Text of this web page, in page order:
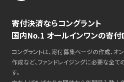
寄付決済ならコングラント
国内No.1 オールインワンの寄付
コングラントは、寄付募集ページの作成、オ
作成など、ファンドレイジングに必要な全
す。